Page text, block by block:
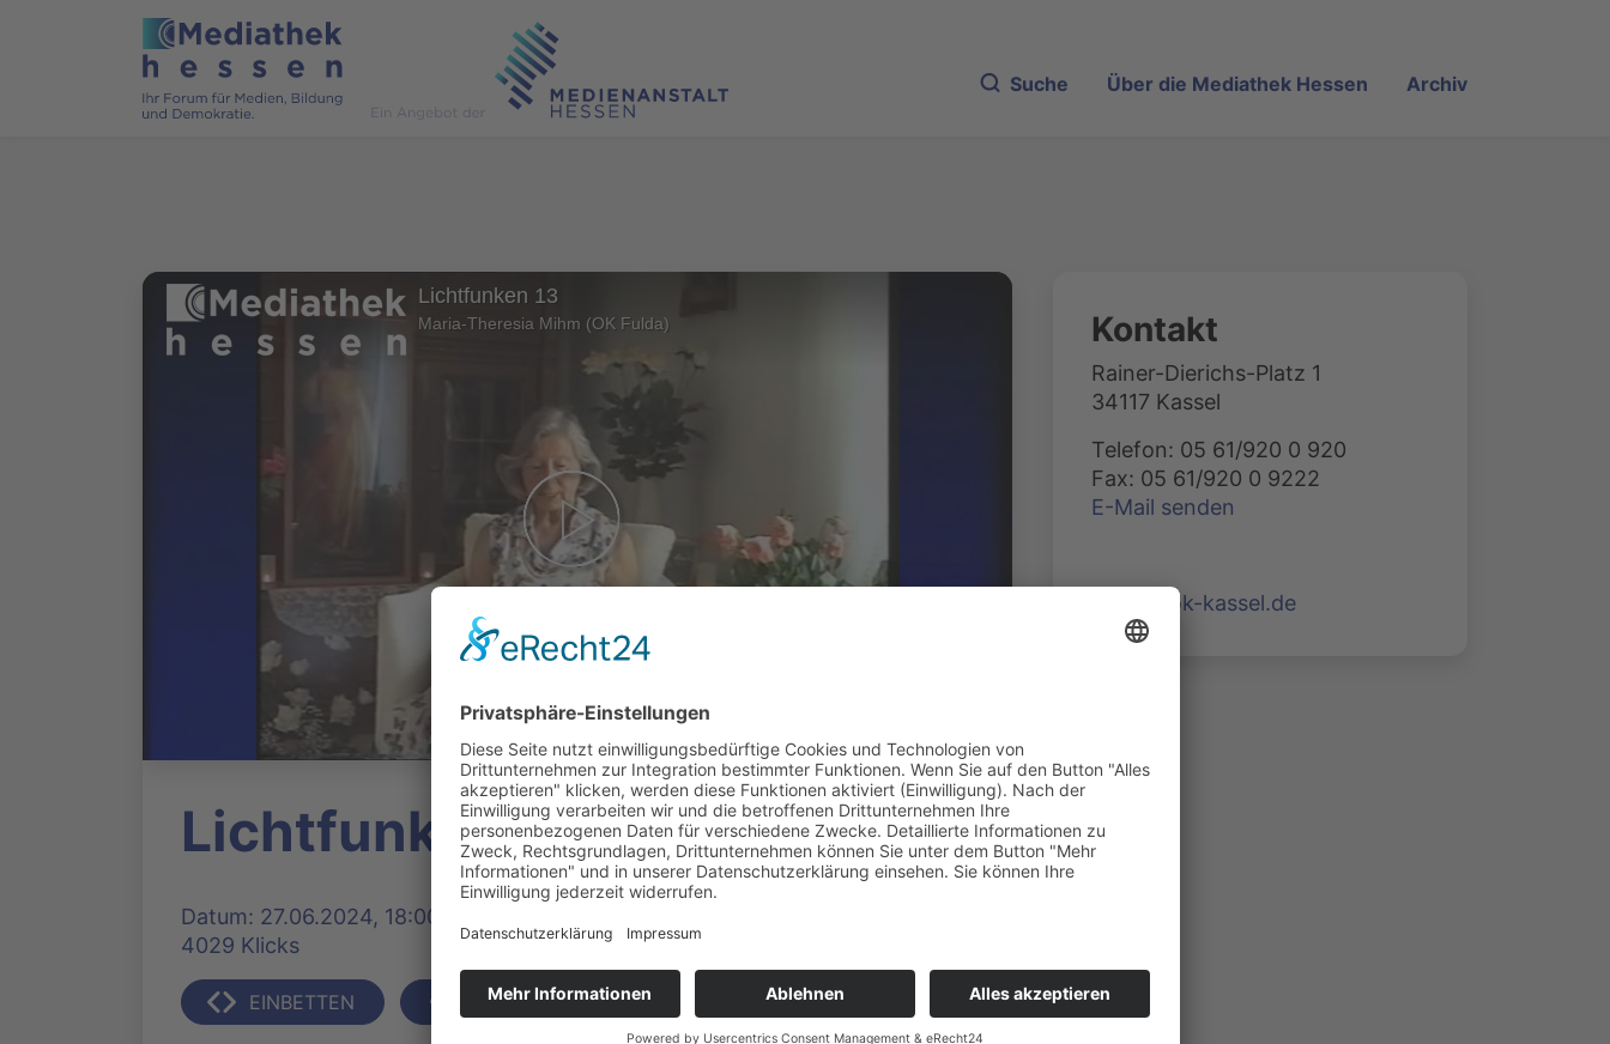
Suche Über die Mediathek Hessen Archiv
Lichtfunken 13
Maria-Theresia Mihm (OK Fulda)
Lichtfunken 13
Datum: 27.06.2024, 18:00 Uhr | Produziert: Maria-Theresia Mihm (OK Fulda) |
4029 Klicks
EINBETTEN TEILEN
Kontakt
Rainer-Dierichs-Platz 1
34117 Kassel
Telefon: 05 61/920 0 920
Fax: 05 61/920 0 9222
E-Mail senden
www.mok-kassel.de